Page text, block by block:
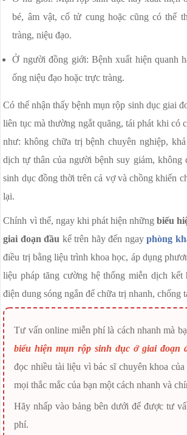
bé, âm vật, cổ tử cung hoặc cũng có thể
tràng, niệu đạo.
Ở người đồng giới: Bệnh xuất hiện quanh
ống niệu đạo hoặc trực tràng.
Có thể nhận thấy bệnh mụn rộp sinh dục giai
liên tục mà thường ngắt quãng, tái phát khi có
như: không chữa trị bệnh chuyên nghiệp,
dịch tự thân của người bệnh suy giảm, không
sinh dục đồng thời trên cả vợ và chồng khiến
lại.
Chính vì thế, ngay khi phát hiện nhữngbiểu
giai đoạn đầu kể trên hãy đến ngayphòng
điều trị bằng liệu trình khoa học, áp dụng
liệu pháp tăng cường hệ thống miễn dịch
điện dung sóng ngắn để chữa trị nhanh, chống
Tư vấn online miễn phí là cách nhanh mà
biểu hiện mụn rộp sinh dục ở giai đoạn
đọc nhiều tài liệu vì bác sĩ chuyên khoa
mọi thắc mắc của bạn một cách nhanh và
Hãy nhấp vào bảng bên dưới để được tư
phí.